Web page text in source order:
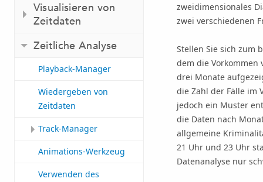
Visualisieren von
Zeitdaten
Zeitliche Analyse
Playback-Manager
Wiedergeben von
Zeitdaten
Track-Manager
Animations-Werkzeug
Verwenden des
zweidimensionales
zwei verschiedenen
Stellen Sie sich zum
dem die
drei Monate
die Zahl der Fälle im
jedoch ein Muster
die Daten nach
allgemeine
21 Uhr und 23 Uhr
Datenanalyse nur